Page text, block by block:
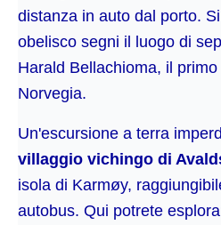
distanza in auto dal porto.
obelisco segni il luogo di
Harald Bellachioma, il
Norvegia.
Un'escursione a terra
villaggio vichingo di
isola di Karmøy,
autobus. Qui potrete